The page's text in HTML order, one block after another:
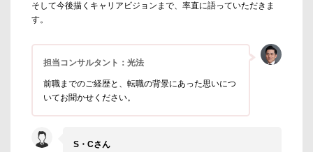
そして今後描くキャリアビジョンまで、率直に語っていただきま
す。
担当コンサルタント：光法
前職までのご経歴と、転職の背景にあった思いにつ
いてお聞かせください。
S・Cさん